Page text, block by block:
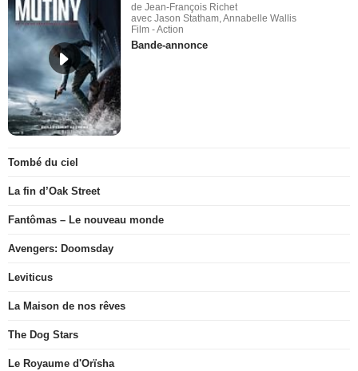
de Jean-François Richet
avec Jason Statham, Annabelle Wallis
Film - Action
Bande-annonce
Tombé du ciel
La fin d’Oak Street
Fantômas – Le nouveau monde
Avengers: Doomsday
Leviticus
La Maison de nos rêves
The Dog Stars
Le Royaume d'Orïsha